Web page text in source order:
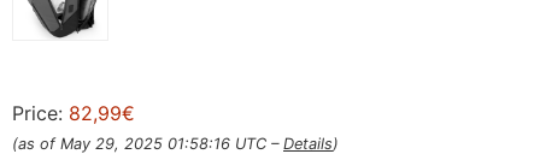
Price: 82,99€
(as of May 29, 2025 01:58:16 UTC – Details)